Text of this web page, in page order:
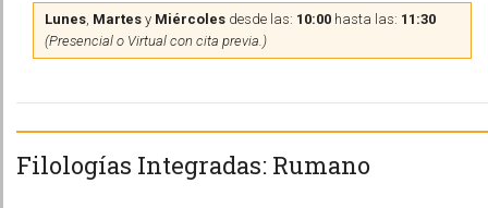
Lunes, Martes y Miércoles desde las: 10:00 hasta las: 11:30
(Presencial o Virtual con cita previa.)
Filologías Integradas: Rumano